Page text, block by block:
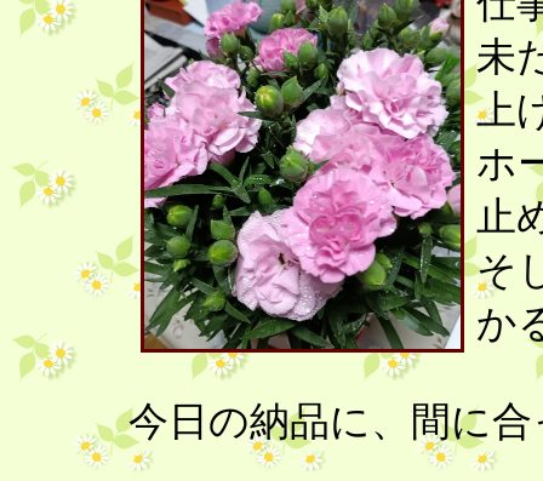
未
上
ホ
止
そ
か
今日の納品に、間に